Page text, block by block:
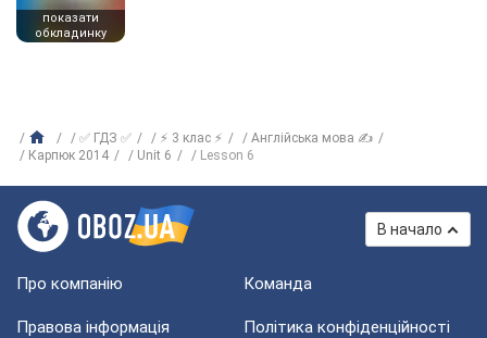
показати
обкладинку
✅ ГДЗ ✅ ⚡ 3 клас ⚡
Англійська мова ✍
Карпюк 2014
Unit 6 Lesson 6
В начало
Про компанію Команда
Правова інформація Політика конфіденційності